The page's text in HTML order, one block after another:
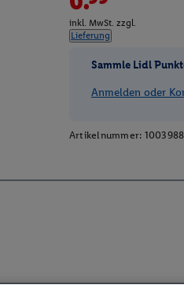
inkl. MwSt. zzgl.
Lieferung
Sammle Lidl
Anmelden oder
Artikelnummer: